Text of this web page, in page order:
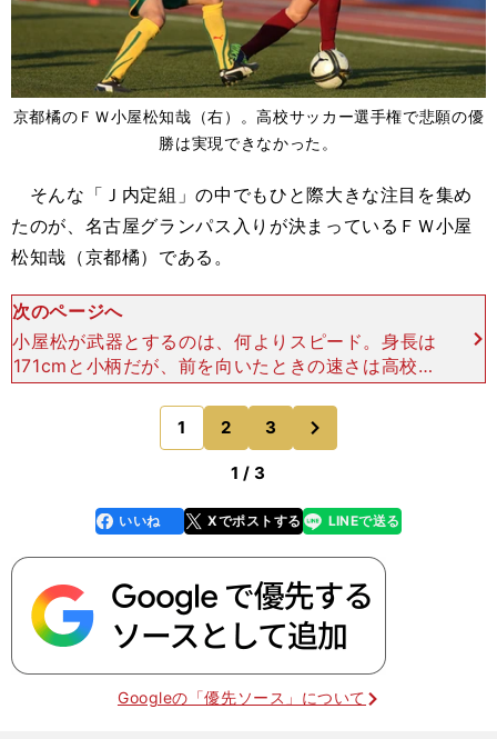
京都橘のＦＷ小屋松知哉（右）。高校サッカー選手権で悲願の優
勝は実現できなかった。
そんな「Ｊ内定組」の中でもひと際大きな注目を集め
たのが、名古屋グランパス入りが決まっているＦＷ小屋
松知哉（京都橘）である。
次のページへ
小屋松が武器とするのは、何よりスピード。身長は
171cmと小柄だが、前を向いたときの速さは高校レ
ベルでは簡単に止められることがなかった。 低い
位置でも前を向かせてしまえば、30、40ｍのドリ
ブルは
1 2 3
1 / 3
faceboo
k
いいね Xでポストする
line LINEで送る
Googleの「優先ソース」について